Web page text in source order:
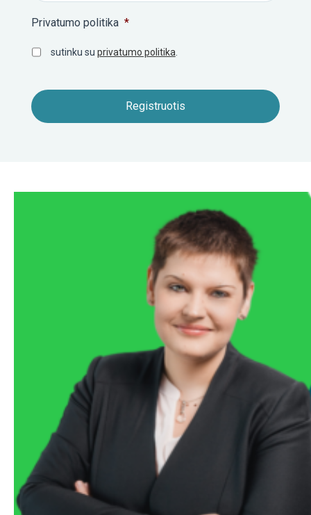
Privatumo politika *
sutinku su privatumo politika